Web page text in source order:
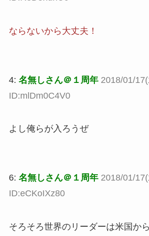
ならないから大丈夫！
4: 名無しさん＠１周年 2018/01/
ID:mlDm0C4V0
よし俺らが入ろうぜ
6: 名無しさん＠１周年 2018/01/
ID:eCKoIXz80
そろそろ世界のリーダーは米国か